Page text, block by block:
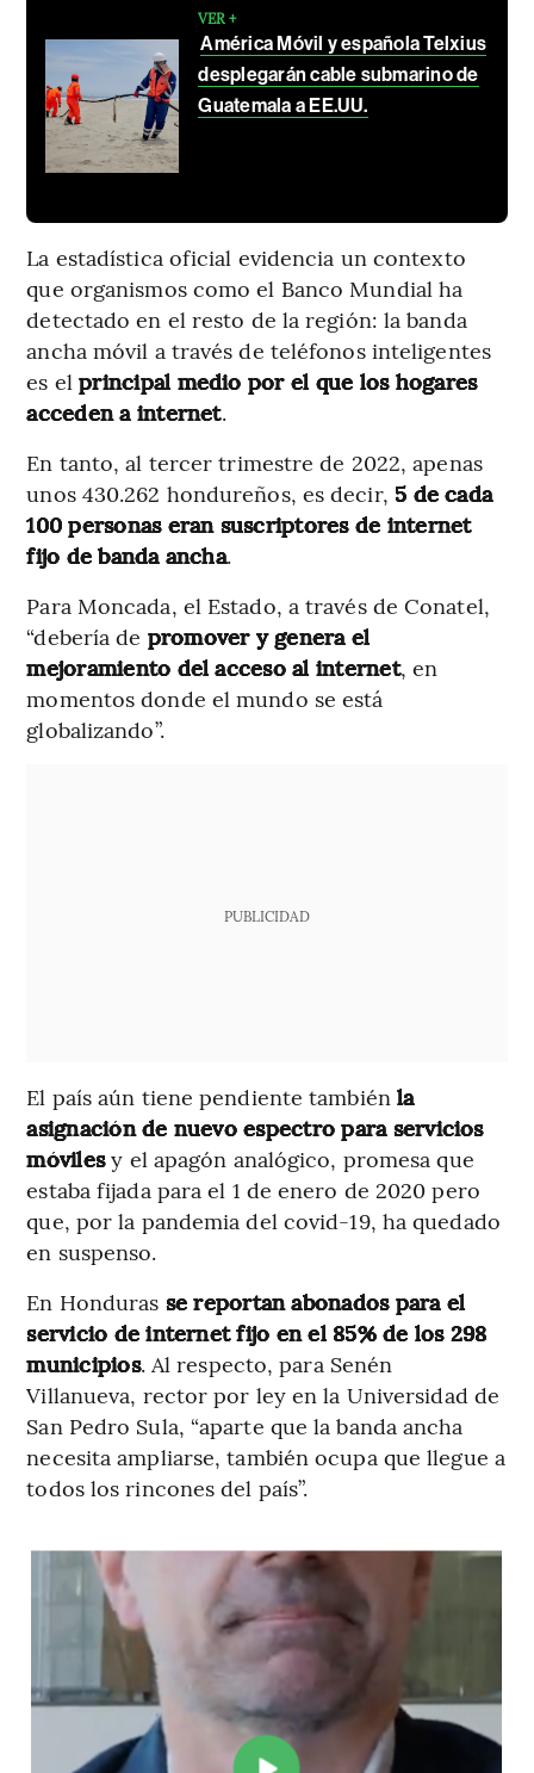
VER +
América Móvil y española Telxius
desplegarán cable submarino de
Guatemala a EE.UU.
La estadística oficial evidencia un contexto
que organismos como el Banco Mundial ha
detectado en el resto de la región: la banda
ancha móvil a través de teléfonos inteligentes
es el principal medio por el que los hogares
acceden a internet.
En tanto, al tercer trimestre de 2022, apenas
unos 430.262 hondureños, es decir, 5 de cada
100 personas eran suscriptores de internet
fijo de banda ancha.
Para Moncada, el Estado, a través de Conatel,
“debería de promover y genera el
mejoramiento del acceso al internet, en
momentos donde el mundo se está
globalizando”.
PUBLICIDAD
El país aún tiene pendiente también la
asignación de nuevo espectro para servicios
móvilesy el apagón analógico, promesa que
estaba fijada para el 1 de enero de 2020 pero
que, por la pandemia del covid-19, ha quedado
en suspenso.
En Honduras se reportan abonados para el
servicio de internet fijo en el 85% de los 298
municipios. Al respecto, para Senén
Villanueva, rector por ley en la Universidad de
San Pedro Sula, “aparte que la banda ancha
necesita ampliarse, también ocupa que llegue a
todos los rincones del país”.